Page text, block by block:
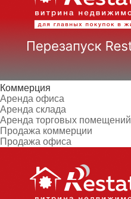
Коммерция
Аренда офиса
Аренда склада
Аренда торговых помещений
Продажа коммерции
Продажа офиса